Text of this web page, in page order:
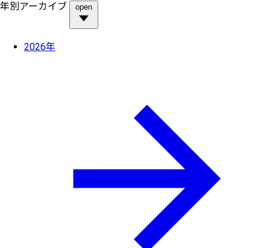
年別アーカイブ open
2026年